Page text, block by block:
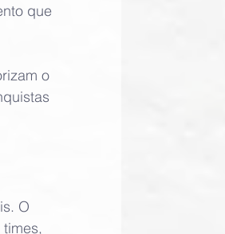
que
o
O